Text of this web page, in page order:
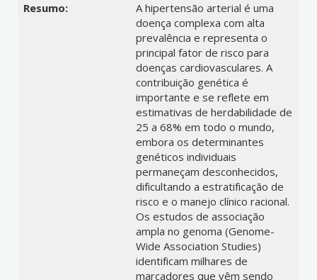
Resumo:
A hipertensão arterial é uma
doença complexa com alta
prevalência e representa o
principal fator de risco para
doenças cardiovasculares. A
contribuição genética é
importante e se reflete em
estimativas de herdabilidade de
25 a 68% em todo o mundo,
embora os determinantes
genéticos individuais
permaneçam desconhecidos,
dificultando a estratificação de
risco e o manejo clínico racional.
Os estudos de associação
ampla no genoma (Genome-
Wide Association Studies)
identificam milhares de
marcadores que vêm sendo